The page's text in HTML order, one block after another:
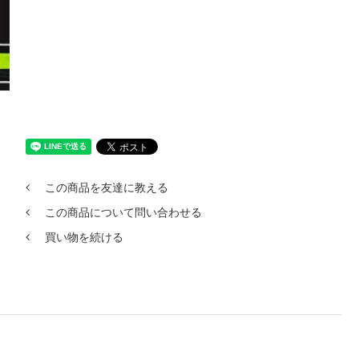
この商品を友達に教える
この商品について問い合わせる
買い物を続ける